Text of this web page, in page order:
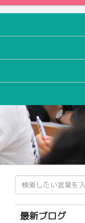
検
索
結
果:
最新ブログ